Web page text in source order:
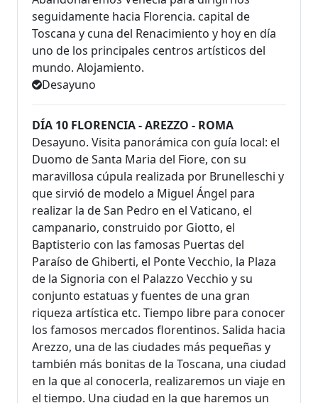
seguidamente hacia Florencia. capital de
Toscana y cuna del Renacimiento y hoy en día
uno de los principales centros artísticos del
mundo. Alojamiento.
Desayuno
DÍA 10 FLORENCIA - AREZZO - ROMA
Desayuno. Visita panorámica con guía local: el
Duomo de Santa Maria del Fiore, con su
maravillosa cúpula realizada por Brunelleschi y
que sirvió de modelo a Miguel Ángel para
realizar la de San Pedro en el Vaticano, el
campanario, construido por Giotto, el
Baptisterio con las famosas Puertas del
Paraíso de Ghiberti, el Ponte Vecchio, la Plaza
de la Signoria con el Palazzo Vecchio y su
conjunto estatuas y fuentes de una gran
riqueza artística etc. Tiempo libre para conocer
los famosos mercados florentinos. Salida hacia
Arezzo, una de las ciudades más pequeñas y
también más bonitas de la Toscana, una ciudad
en la que al conocerla, realizaremos un viaje en
el tiempo. Una ciudad en la que haremos un